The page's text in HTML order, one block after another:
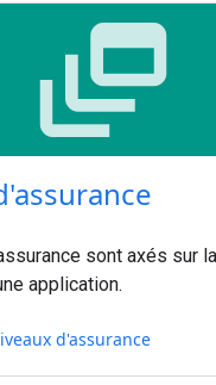
dynamic_feed
sont axés sur
application.
d'assurance